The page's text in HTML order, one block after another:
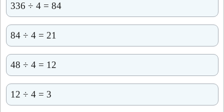
336 ÷ 4 = 84
84 ÷ 4 = 21
48 ÷ 4 = 12
12 ÷ 4 = 3